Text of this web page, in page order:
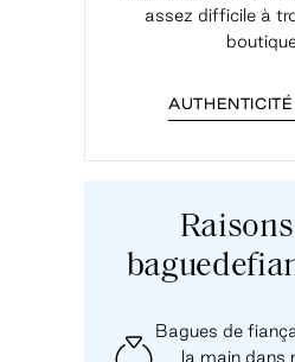
assez difficile à
Bagues de
la main dans